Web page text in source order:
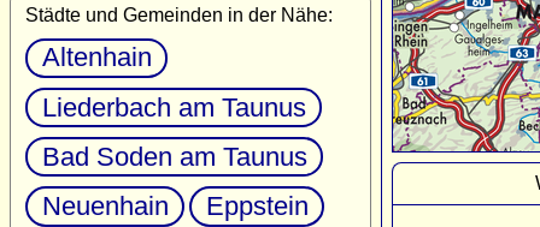
Städte und Gemeinden in der Nähe:
Altenhain
Liederbach am Taunus
Bad Soden am Taunus
Neuenhain
Eppstein